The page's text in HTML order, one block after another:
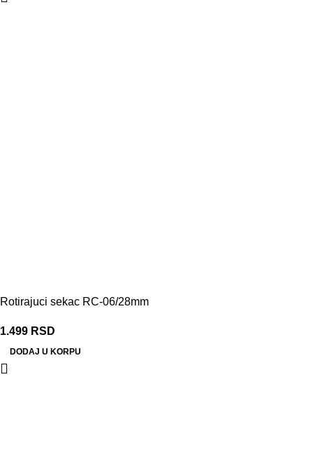
Rotirajuci sekac RC-06/28mm
1.499 RSD
DODAJ U KORPU